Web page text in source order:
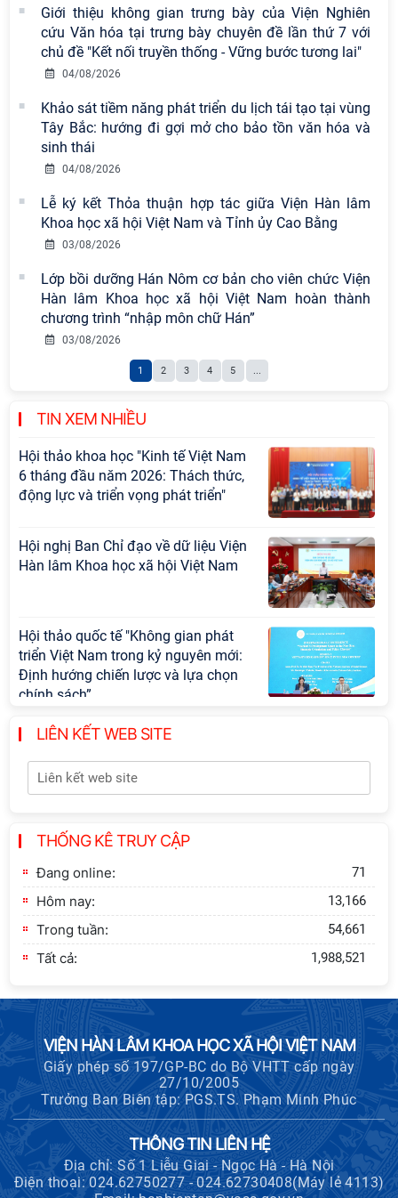
Giới thiệu không gian trưng bày của Viện Nghiên
cứu Văn hóa tại trưng bày chuyên đề lần thứ 7 với
chủ đề "Kết nối truyền thống - Vững bước tương lai"
04/08/2026
Khảo sát tiềm năng phát triển du lịch tái tạo tại vùng
Tây Bắc: hướng đi gợi mở cho bảo tồn văn hóa và
sinh thái
04/08/2026
Lễ ký kết Thỏa thuận hợp tác giữa Viện Hàn lâm
Khoa học xã hội Việt Nam và Tỉnh ủy Cao Bằng
03/08/2026
Lớp bồi dưỡng Hán Nôm cơ bản cho viên chức Viện
Hàn lâm Khoa học xã hội Việt Nam hoàn thành
chương trình “nhập môn chữ Hán”
03/08/2026
1 2 3 4 5 ...
TIN XEM NHIỀU
chuyên đề: Đẩy mạnh học tập, thực
hành tư tưởng, đạo đức, phương
pháp, phong cách Hồ Chí Minh trong
giai đoạn phát triển mới
Hội thảo khoa học quốc tế “Không
gian phát triển Việt Nam trong kỷ
nguyên mới: Định hướng chiến lược
và lựa chọn chính sách” sẽ diễn ra
Tọa đàm Giao lưu chuyên đề về
những kinh nghiệm quan trọng của
Cộng sản Việt Nam trong lãnh đạo
sự nghiệp xây dựng chủ nghĩa xã hội
Hội nghị Lãnh đạo Viện Hàn lâm
Khoa học xã hội Việt Nam làm việc
với Ban Chủ nhiệm các Chương trình
cấp Bộ
Hội thảo khoa học "Kinh tế Việt Nam
6 tháng đầu năm 2026: Thách thức,
động lực và triển vọng phát triển"
Hội nghị Ban Chỉ đạo về dữ liệu Viện
Hàn lâm Khoa học xã hội Việt Nam
Hội thảo quốc tế "Không gian phát
triển Việt Nam trong kỷ nguyên mới:
Định hướng chiến lược và lựa chọn
chính sách”
Khai quật công trường khai thác đá
Tôn
sinh đào tạo trình độ tiến sĩ đợt 1
LIÊN KẾT WEB SITE
THỐNG KÊ TRUY CẬP
Đang online: 71
Hôm nay: 13,166
Trong tuần: 54,661
Tất cả: 1,988,521
VIỆN HÀN LÂM KHOA HỌC XÃ HỘI VIỆT NAM
Giấy phép số 197/GP-BC do Bộ VHTT cấp ngày
27/10/2005
Trưởng Ban Biên tập: PGS.TS. Phạm Minh Phúc
THÔNG TIN LIÊN HỆ
Địa chỉ: Số 1 Liễu Giai - Ngọc Hà - Hà Nội
Điện thoại: 024.62750277 - 024.62730408(Máy lẻ 4113)